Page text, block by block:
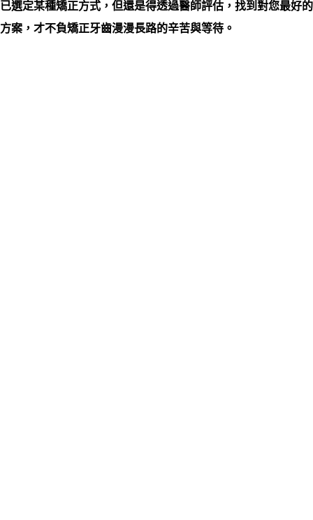
已選定某種矯正方式，但還是得透過醫師評估，找到對您最好的
方案，才不負矯正牙齒漫漫長路的辛苦與等待。